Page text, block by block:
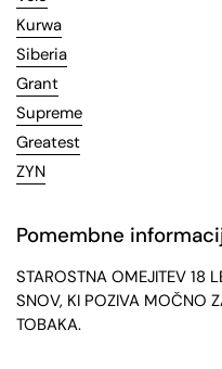
Kurwa
Siberia
Grant
Supreme
Greatest
ZYN
Pomembne
STAROSTNA OMEJITEV 18
SNOV, KI POZIVA MOČNO
TOBAKA.